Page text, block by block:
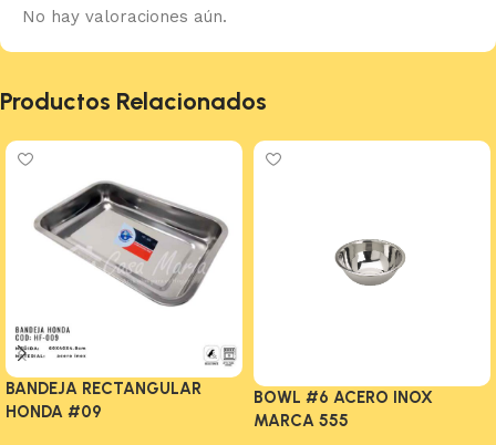
No hay valoraciones aún.
Productos Relacionados
BANDEJA RECTANGULAR
HONDA #09
BOWL #6 ACERO INOX
MARCA 555